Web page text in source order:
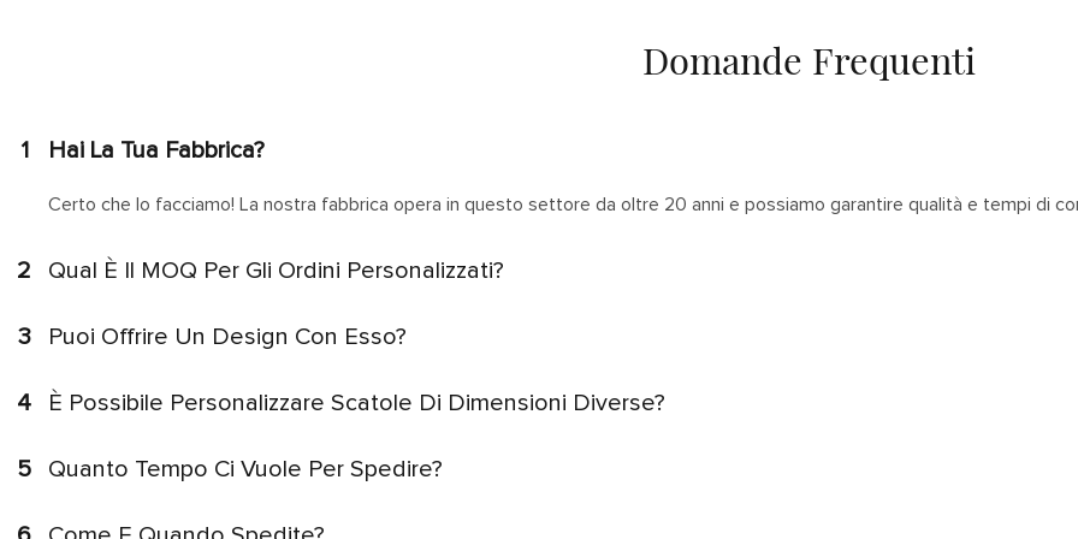
Domande Frequenti
1 Hai La Tua Fabbrica?
Certo che lo facciamo! La nostra fabbrica opera in questo settore da oltre 20 anni e possiamo garantire qualità e tempi di
2 Qual È Il MOQ Per Gli Ordini Personalizzati?
3 Puoi Offrire Un Design Con Esso?
4 È Possibile Personalizzare Scatole Di Dimensioni Diverse?
5 Quanto Tempo Ci Vuole Per Spedire?